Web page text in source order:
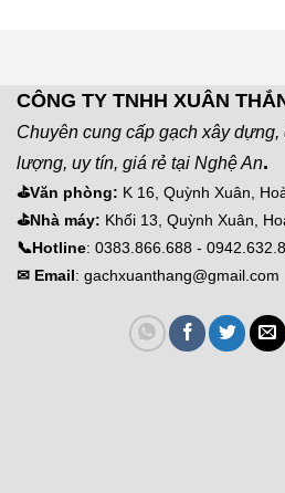
CÔNG TY TNHH XUÂN
Chuyên cung cấp gạch xây
lượng, uy tín, giá rẻ tại Nghệ An.
⛳Văn phòng: K 16, Quỳnh Xuân,
⛳Nhà máy: Khối 13, Quỳnh Xuân,
📞Hotline: 0383.866.688 -
✉ Email: gachxuanthang@gmail.com